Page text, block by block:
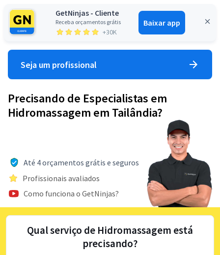
GetNinjas - Cliente
Receba orçamentos grátis
+30K
Baixar app
Entrar
Seja um profissional
Precisando de Especialistas em
Hidromassagem em Tailândia?
Até 4 orçamentos grátis e seguros
Profissionais avaliados
Como funciona o GetNinjas?
Qual serviço de Hidromassagem está
precisando?